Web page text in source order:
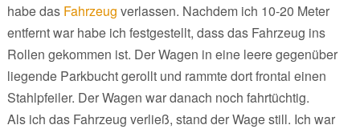
habe das Fahrzeug verlassen. Nachdem ich 10-20 Meter
entfernt war habe ich festgestellt, dass das Fahrzeug ins
Rollen gekommen ist. Der Wagen in eine leere gegenüber
liegende Parkbucht gerollt und rammte dort frontal einen
Stahlpfeiler. Der Wagen war danach noch fahrtüchtig.
Als ich das Fahrzeug verließ, stand der Wage still. Ich war